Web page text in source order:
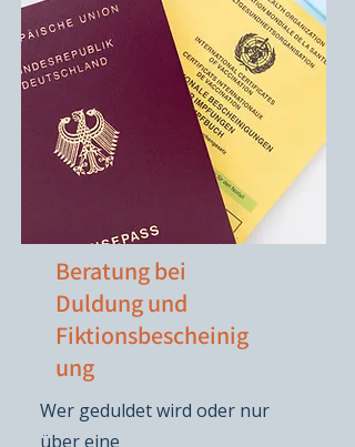
Beratung bei
Duldung und
Fiktionsbescheinig
ung
Wer geduldet wird oder nur
über eine